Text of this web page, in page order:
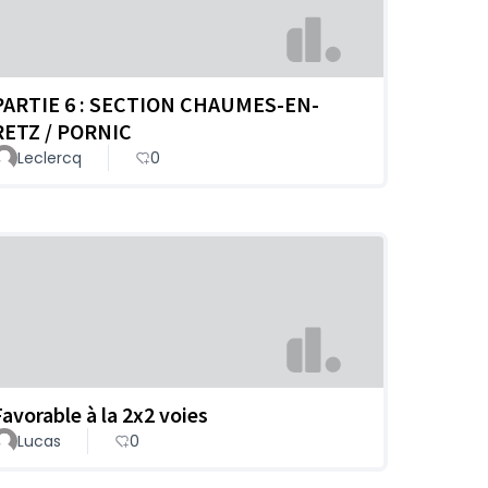
6 : SECTION CHAUMES-EN-
/ PORNIC
Leclercq 0
à la 2x2 voies
Lucas 0